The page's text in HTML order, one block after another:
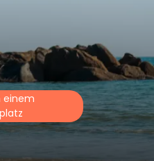
einem